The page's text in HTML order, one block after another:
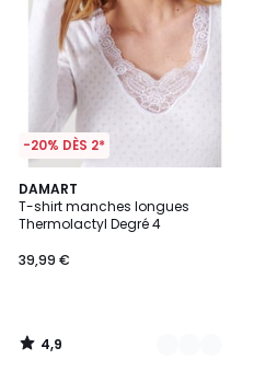
-20% DÈS 2*
DAMART
T-shirt manches longues
Thermolactyl Degré 4
39,99 €
4,9
/ 5
4
Couleurs
4,9
/